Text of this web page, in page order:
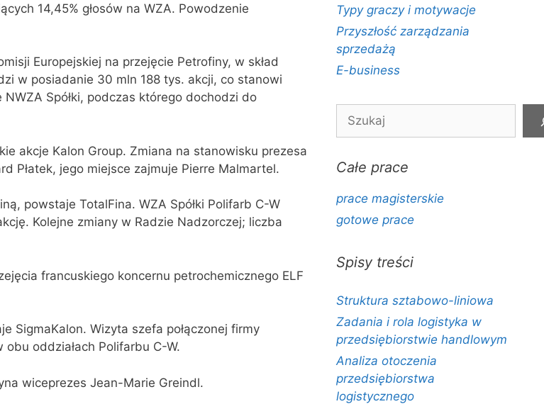
14,45% głosów na WZA. Powodzenie
Europejskiej na przejęcie Petrofiny, w skład
w posiadanie 30 mln 188 tys. akcji, co stanowi
NWZA Spółki, podczas którego dochodzi do
akcje Kalon Group. Zmiana na stanowisku prezesa
Płatek, jego miejsce zajmuje Pierre Malmartel.
powstaje TotalFina. WZA Spółki Polifarb C-W
Kolejne zmiany w Radzie Nadzorczej; liczba
francuskiego koncernu petrochemicznego ELF
SigmaKalon. Wizyta szefa połączonej firmy
oddziałach Polifarbu C-W.
wiceprezes Jean-Marie Greindl.
Typy graczy i motywacje
Przyszłość zarządzania
sprzedażą
E-business
Szukaj
Całe prace
prace magisterskie
gotowe prace
Spisy treści
Struktura sztabowo-liniowa
Zadania i rola logistyka w
przedsiębiorstwie handlowym
Analiza otoczenia
przedsiębiorstwa
logistycznego